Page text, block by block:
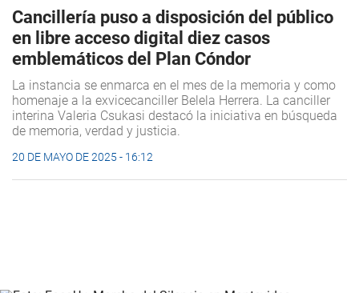
Cancillería puso a disposición del público
en libre acceso digital diez casos
emblemáticos del Plan Cóndor
La instancia se enmarca en el mes de la memoria y como
homenaje a la exvicecanciller Belela Herrera. La canciller
interina Valeria Csukasi destacó la iniciativa en búsqueda
de memoria, verdad y justicia.
20 DE MAYO DE 2025 - 16:12